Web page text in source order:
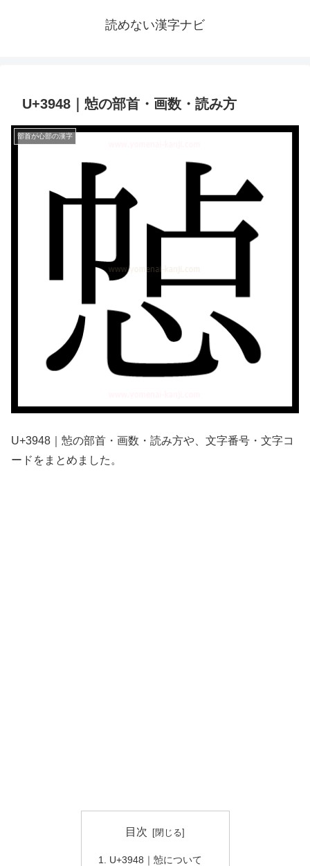
読めない漢字ナビ
U+3948｜㥈の部首・画数・読み方
部首が心部の漢字
U+3948｜㥈の部首・画数・読み方や、文字番号・文字コ
ードをまとめました。
目次
U+3948｜㥈について